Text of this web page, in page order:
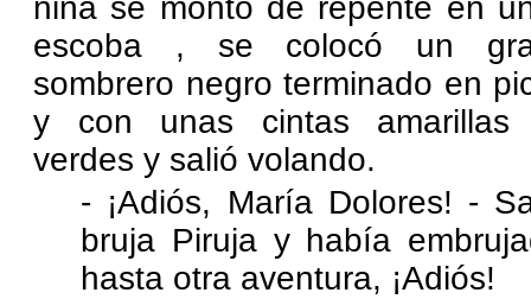
niña se montó de repente en
escoba , se colocó un
sombrero negro terminado en
y con unas cintas amarillas
verdes y salió volando.
- ¡Adiós, María Dolores! -
bruja Piruja y había
hasta otra aventura, ¡Adiós!